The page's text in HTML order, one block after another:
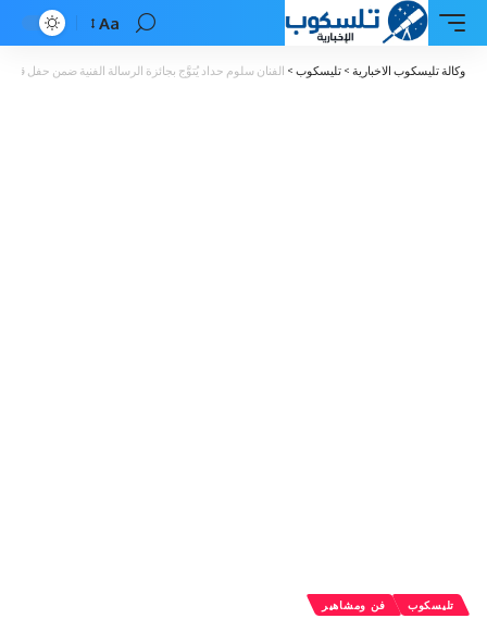
Font
Resizer
Aa
وكالة تليسكوب الاخبارية > تليسكوب > الفنان سلوم حداد يُتوَّج بجائزة الرسالة الفنية ضمن حفل قادة
تليسكوب فن ومشاهير